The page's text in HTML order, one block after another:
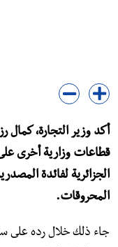
أكد وزير التجارة، كمال
قطاعات وزارية أخرى على
الجزائرية لفائدة
المحروقات.
جاء ذلك خلال رده على